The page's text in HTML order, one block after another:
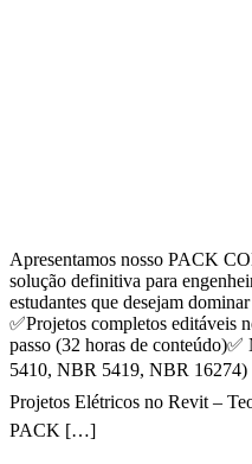
Apresentamos nosso PACK
solução definitiva para
estudantes que desejam
✅Projetos completos editáveis
passo (32 horas de
5410, NBR 5419, NBR 16274)
Projetos Elétricos no Revit –
PACK […]